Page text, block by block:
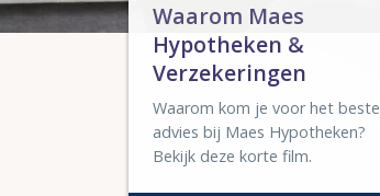
Waarom Maes
Hypotheken &
Verzekeringen
Waarom kom je voor het beste
advies bij Maes Hypotheken?
Bekijk deze korte film.